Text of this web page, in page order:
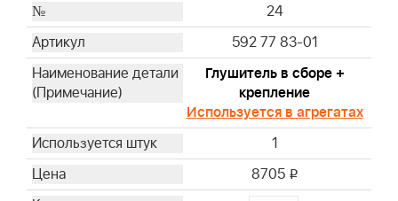
24
592 77 83-01
Глушитель в сборе +
крепление
Используется в агрегатах
1
8705 i